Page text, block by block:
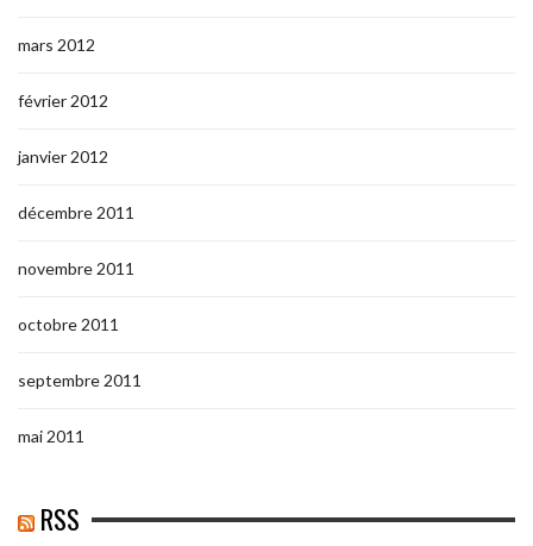
mars 2012
février 2012
janvier 2012
décembre 2011
novembre 2011
octobre 2011
septembre 2011
mai 2011
RSS